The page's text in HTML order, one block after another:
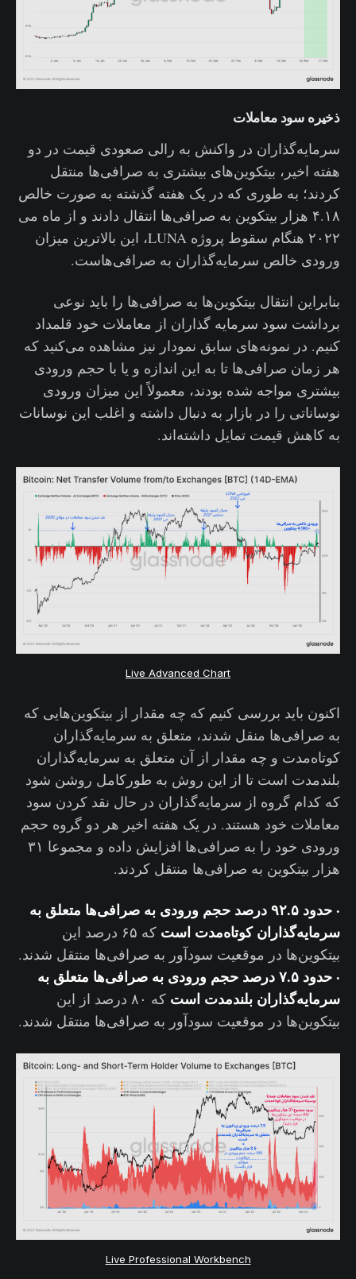
ذخیره سود معاملات
سرمایه‌گذاران در واکنش به رالی صعودی قیمت در دو
هفته اخیر، بیتکوین‌های بیشتری به صرافی‌ها منتقل
کردند؛ به طوری که در یک هفته گذشته به صورت خالص
۴.۱۸ هزار بیتکوین به صرافی‌ها انتقال دادند و از ماه می
۲۰۲۲ هنگام سقوط پروژه LUNA، این بالاترین میزان
ورودی خالص سرمایه‌گذاران به صرافی‌هاست.
بنابراین انتقال بیتکوین‌ها به صرافی‌ها را باید نوعی
برداشت سود سرمایه گذاران از معاملات خود قلمداد
کنیم. در نمونه‌های سابق نمودار نیز مشاهده می‌کنید که
هر زمان صرافی‌ها تا به این اندازه و یا با حجم ورودی
بیشتری مواجه شده بودند، معمولاً این میزان ورودی
نوساناتی را در بازار به دنبال داشته و اغلب این نوسانات
به کاهش قیمت تمایل داشته‌اند.
Live Advanced Chart
اکنون باید بررسی کنیم که چه مقدار از بیتکوین‌هایی که
به صرافی‌ها منقل شدند، متعلق به سرمایه‌گذاران
کوتاه‌مدت و چه مقدار از آن متعلق به سرمایه‌گذاران
بلندمدت است تا از این روش به طورکامل روشن شود
که کدام گروه از سرمایه‌گذاران در حال نقد کردن سود
معاملات خود هستند. در یک هفته اخیر هر دو گروه حجم
ورودی خود را به صرافی‌ها افزایش داده و مجموعا ۳۱
هزار بیتکوین به صرافی‌ها منتقل کردند.
·
حدود ۹۲.۵ درصد حجم ورودی به صرافی‌ها متعلق به
سرمایه‌گذاران کوتاه‌مدت است
که ۶۵ درصد این
بیتکوین‌ها در موقعیت سودآور به صرافی‌ها منتقل شدند.
·
حدود ۷.۵ درصد حجم ورودی به صرافی‌ها متعلق به
سرمایه‌گذاران بلندمدت است
که ۸۰ درصد از این
بیتکوین‌ها در موقعیت سودآور به صرافی‌ها منتقل شدند.
Live Professional Workbench